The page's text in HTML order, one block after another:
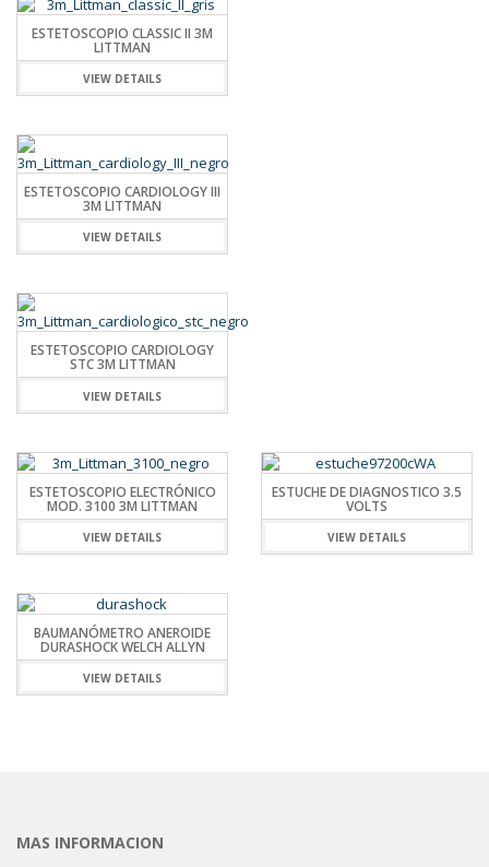
ESTETOSCOPIO CLASSIC II 3M
LITTMAN
VIEW DETAILS
ESTETOSCOPIO CARDIOLOGY III
3M LITTMAN
VIEW DETAILS
ESTETOSCOPIO CARDIOLOGY
STC 3M LITTMAN
VIEW DETAILS
ESTETOSCOPIO ELECTRÓNICO
MOD. 3100 3M LITTMAN
VIEW DETAILS
ESTUCHE DE DIAGNOSTICO 3.5
VOLTS
VIEW DETAILS
BAUMANÓMETRO ANEROIDE
DURASHOCK WELCH ALLYN
VIEW DETAILS
MAS INFORMACION